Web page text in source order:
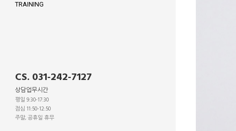
TRAINING
CS. 031-242-7127
상담업무시간
평일 9:30-17:30
점심 11:50-12:50
주말, 공휴일 휴무